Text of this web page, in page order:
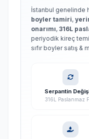
İstanbul genelinde
boyler tamiri,
onarımı, 316L
periyodik kireç
sıfır boyler satış &
Serpantin
316L Paslanmaz